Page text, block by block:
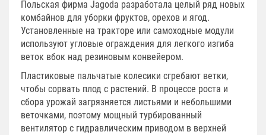
Польская фирма Jagoda разработала целый ряд новых
комбайнов для уборки фруктов, орехов и ягод.
Установленные на тракторе или самоходные модули
используют угловые ограждения для легкого изгиба
веток вбок над резиновым конвейером.
Пластиковые пальчатые колесики сгребают ветки,
чтобы сорвать плод с растений. В процессе роста и
сбора урожай загрязняется листьями и небольшими
веточками, поэтому мощный турбированный
вентилятор с гидравлическим приводом в верхней